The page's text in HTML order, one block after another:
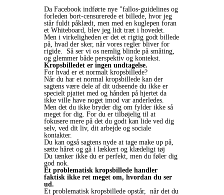
Da Facebook indførte nye "fallos-guidelines og
forleden bort-censurerede et billede, hvor jeg
står fuldt påklædt, men med en kuglepen foran
et Whiteboard, blev jeg lidt træt i hovedet.
Men i virkeligheden er det et rigtig godt billede
på, hvad der sker, når vores regler bliver for
rigide. Så ser vi os nemlig blinde på småting,
og glemmer både perspektiv og kontekst.
Kropsbilledet er ingen undtagelse.
For hvad er et normalt kropsbillede?
Når du har et normal kropsbillede kan der
sagtens være dele af dit udseende du ikke er
specielt pjattet med og hånden på hjertet da
ikke ville have noget imod var anderledes.
Men det du ikke bryder dig om fylder ikke så
meget for dig. For du er tilbøjelig til at
fokusere mere på det du godt kan lide ved dig
selv, ved dit liv, dit arbejde og sociale
kontakter.
Du kan også sagtens nyde at tage make up på,
sætte håret og gå i lækkert og klædeligt tøj
Du tænker ikke du er perfekt, men du føler dig
god nok.
Et problematisk kropsbillede handler
faktisk ikke ret meget om, hvordan du ser
ud.
Et problematisk kropsbillede opstår, når det du